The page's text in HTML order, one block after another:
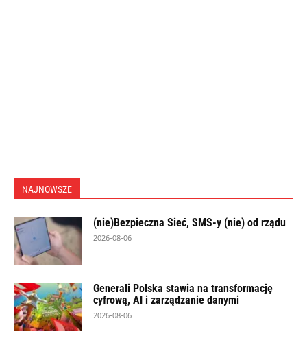
NAJNOWSZE
(nie)Bezpieczna Sieć, SMS-y (nie) od rządu
2026-08-06
Generali Polska stawia na transformację
cyfrową, AI i zarządzanie danymi
2026-08-06